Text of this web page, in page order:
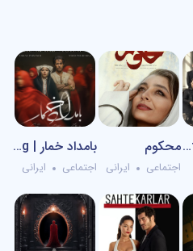
سریال Esref Ruya – اشرف رویامحکوم
اجتماعی ایرانی
بامداد خمار | Drunkard Morning
اجتماعی ایرانی